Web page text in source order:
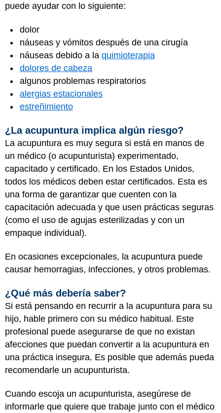
puede ayudar con lo siguiente:
dolor
náuseas y vómitos después de una cirugía
náuseas debido a la quimioterapia
dolores de cabeza
algunos problemas respiratorios
alergias estacionales
estreñimiento
¿La acupuntura implica algún riesgo?
La acupuntura es muy segura si está en manos de
un médico (o acupunturista) experimentado,
capacitado y certificado. En los Estados Unidos,
todos los médicos deben estar certificados. Esta es
una forma de garantizar que cuenten con la
capacitación adecuada y que usen prácticas seguras
(como el uso de agujas esterilizadas y con un
empaque individual).
En ocasiones excepcionales, la acupuntura puede
causar hemorragias, infecciones, y otros problemas.
¿Qué más debería saber?
Si está pensando en recurrir a la acupuntura para su
hijo, hable primero con su médico habitual. Este
profesional puede asegurarse de que no existan
afecciones que puedan convertir a la acupuntura en
una práctica insegura. Es posible que además pueda
recomendarle un acupunturista.
Cuando escoja un acupunturista, asegúrese de
informarle que quiere que trabaje junto con el médico